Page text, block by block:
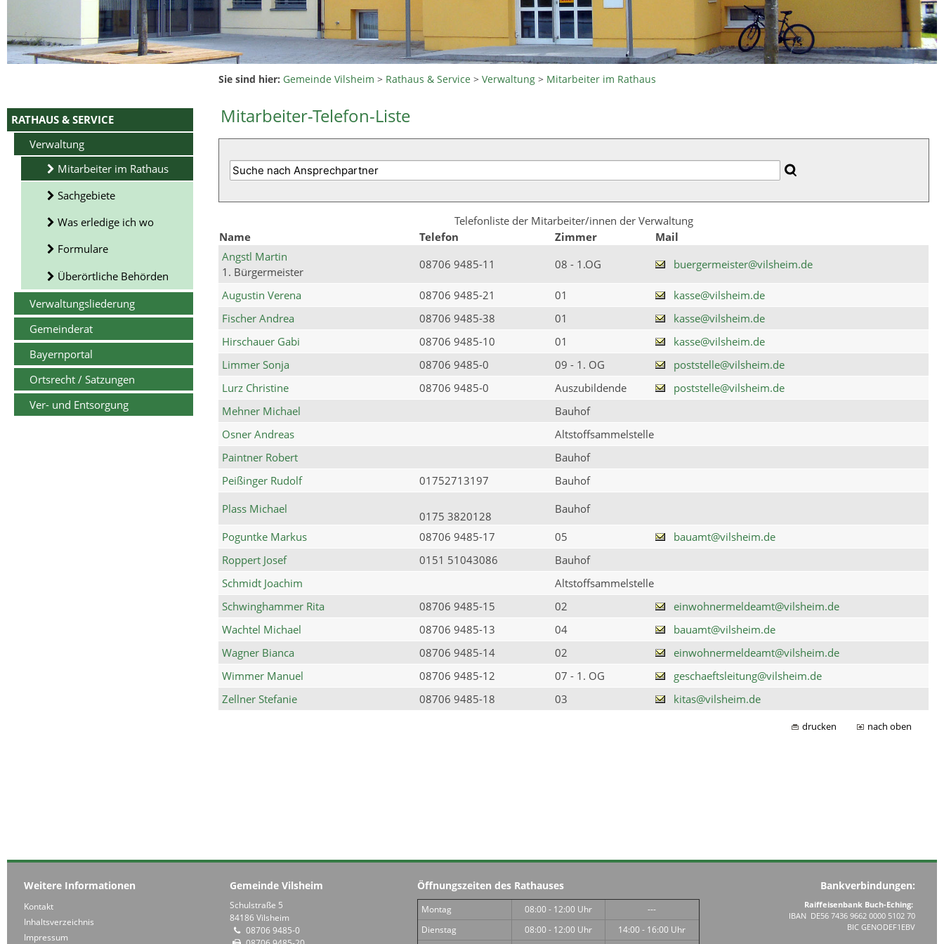
RATHAUS & SERVICE
Verwaltung
Mitarbeiter im Rathaus
Sachgebiete
Was erledige ich wo
Formulare
Überörtliche Behörden
Verwaltungsliederung
Gemeinderat
Bayernportal
Ortsrecht / Satzungen
Ver- und Entsorgung
Sie sind hier: Gemeinde Vilsheim > Rathaus & Service >Verwaltung > Mitarbeiter im Rathaus
Mitarbeiter-Telefon-Liste
Telefonliste der Mitarbeiter/innen der Verwaltung
Name
Telefon Zimmer
Mail
Angstl Martin
1. Bürgermeister
08706 9485-11 08 - 1.OG buergermeister@vilsheim.de
Augustin Verena 08706 9485-21 01
kasse@vilsheim.de
Fischer Andrea
08706 9485-38 01
kasse@vilsheim.de
Hirschauer Gabi
08706 9485-10 01
kasse@vilsheim.de
Limmer Sonja
08706 9485-0 09 - 1. OG
poststelle@vilsheim.de
Lurz Christine
08706 9485-0 Auszubildende
poststelle@vilsheim.de
Mehner Michael
Bauhof
Osner Andreas
Altstoffsammelstelle
Paintner Robert
Bauhof
Peißinger Rudolf
01752713197
Bauhof
Plass Michael
0175 3820128
Bauhof
Poguntke Markus
08706 9485-17 05
bauamt@vilsheim.de
Roppert Josef
0151 51043086
Bauhof
Schmidt Joachim
Altstoffsammelstelle
Schwinghammer Rita
08706 9485-15 02
einwohnermeldeamt@vilsheim.de
Wachtel Michael
08706 9485-13 04
bauamt@vilsheim.de
Wagner Bianca
08706 9485-14 02
einwohnermeldeamt@vilsheim.de
Wimmer Manuel
08706 9485-12 07 - 1. OG
geschaeftsleitung@vilsheim.de
Zellner Stefanie
08706 9485-18 03 kitas@vilsheim.de
drucken nach oben
Weitere Informationen
Kontakt
Inhaltsverzeichnis
Impressum
Gemeinde Vilsheim
Schulstraße 5
84186 Vilsheim
08706 9485-0
Öffnungszeiten des Rathauses
Montag 08:00 - 12:00 Uhr
---
Dienstag
08:00 - 12:00 Uhr
14:00 - 16:00 Uhr
Bankverbindungen:
Raiffeisenbank Buch-Eching:
IBAN DE56 7436 9662 0000 5102 70
BIC GENODEF1EBV